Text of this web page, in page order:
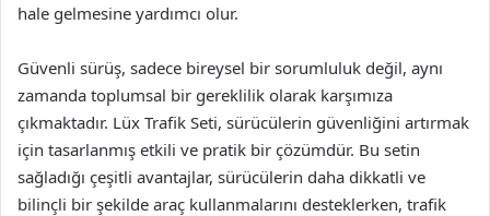
hale gelmesine yardımcı olur.
Güvenli sürüş, sadece bireysel bir sorumluluk değil, aynı
zamanda toplumsal bir gereklilik olarak karşımıza
çıkmaktadır. Lüx Trafik Seti, sürücülerin güvenliğini artırmak
için tasarlanmış etkili ve pratik bir çözümdür. Bu setin
sağladığı çeşitli avantajlar, sürücülerin daha dikkatli ve
bilinçli bir şekilde araç kullanmalarını desteklerken, trafik